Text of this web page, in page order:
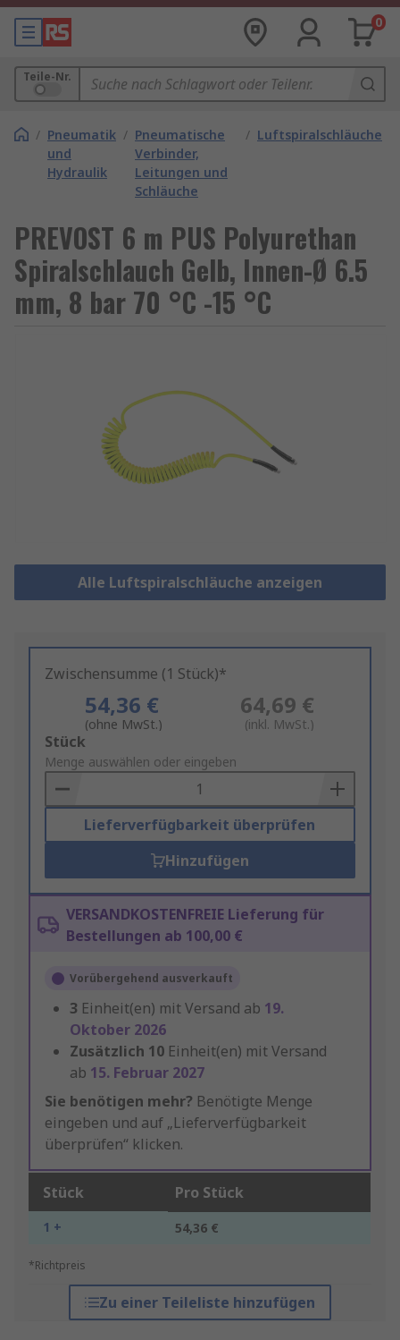
0
Teile-Nr.
/ Pneumatik
und
Hydraulik
/ Pneumatische
Verbinder,
Leitungen und
Schläuche
/ Luftspiralschläuche
PREVOST 6 m PUS Polyurethan
Spiralschlauch Gelb, Innen-Ø 6.5
mm, 8 bar 70 °C -15 °C
Alle Luftspiralschläuche anzeigen
Zwischensumme (1 Stück)*
54,36 €
(ohne MwSt.)
64,69 €
(inkl. MwSt.)
Add
to
Basket
Stück
Menge auswählen oder eingeben
Lieferverfügbarkeit überprüfen
Hinzufügen
VERSANDKOSTENFREIE Lieferung für
Bestellungen ab 100,00 €
Vorübergehend ausverkauft
3 Einheit(en) mit Versand ab 19.
Oktober 2026
Zusätzlich 10 Einheit(en) mit Versand
ab 15. Februar 2027
Sie benötigen mehr? Benötigte Menge
eingeben und auf „Lieferverfügbarkeit
überprüfen“ klicken.
Stück Pro Stück
1 + 54,36 €
*Richtpreis
Zu einer Teileliste hinzufügen